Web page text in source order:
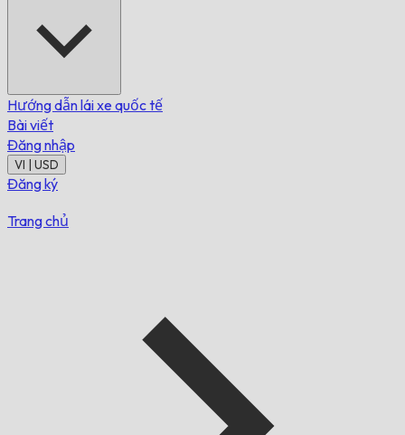
Hướng dẫn lái xe quốc tế
Bài viết
Đăng nhập
VI | USD
Đăng ký
Trang chủ